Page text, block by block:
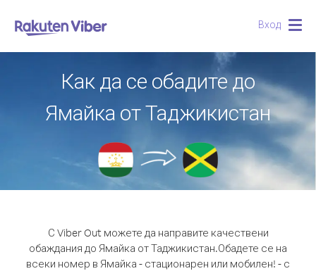
Вход
Как да се обадите до
Ямайка от Таджикистан
С Viber Out можете да направите качествени
обаждания до Ямайка от Таджикистан.Обадете се на
всеки номер в Ямайка - стационарен или мобилен! - с